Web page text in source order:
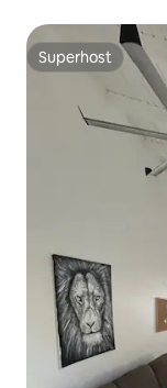
Superhost
Superhost